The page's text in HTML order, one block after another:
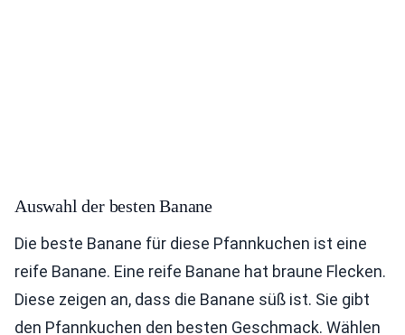
Auswahl der besten Banane
Die beste Banane für diese Pfannkuchen ist eine
reife Banane. Eine reife Banane hat braune Flecken.
Diese zeigen an, dass die Banane süß ist. Sie gibt
den Pfannkuchen den besten Geschmack. Wählen